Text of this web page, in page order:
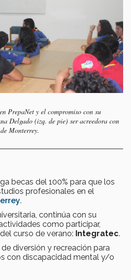
PrepaNet y el compromiso con su
Delgado (izq. de pie) ser acreedora con
Monterrey.
becas del 100% para que los
profesionales en el
.
continúa con su
como participar,
curso de verano: Integratec.
diversión y recreación para
con discapacidad mental y/o